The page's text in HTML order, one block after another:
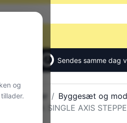
Sendes samme dag
produkter Byggesæt og
TB65603A SINGLE AXIS
og